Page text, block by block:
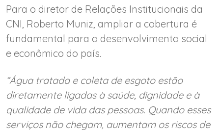
Para o diretor de Relações Institucionais da
CNI, Roberto Muniz, ampliar a cobertura é
fundamental para o desenvolvimento social
e econômico do país.
“Água tratada e coleta de esgoto estão
diretamente ligadas à saúde, dignidade e à
qualidade de vida das pessoas. Quando esses
serviços não chegam, aumentam os riscos de